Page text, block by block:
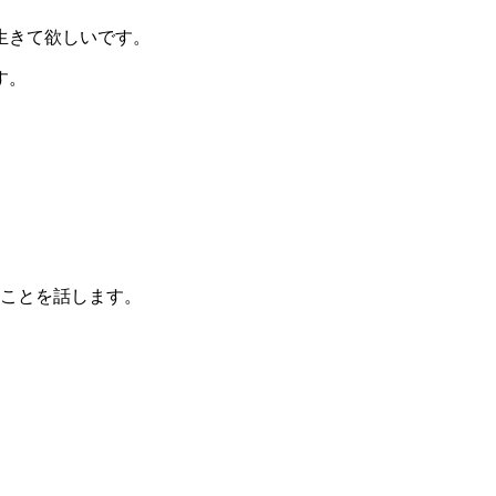
て欲しいです。
とを話します。